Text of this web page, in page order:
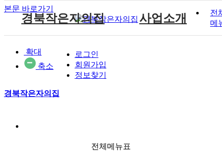
본문 바로가기
확대
축소
로그인
회원가입
정보찾기
경북작은자의집
경북작은자의집
시설소개
재단소개
사업소개
작은자이야기
작은자 프로그램
재가센터 특화프로그램
재가 이용요금 안내
자원봉사 안내
전
메
전체메뉴표